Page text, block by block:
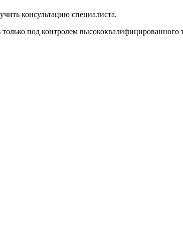
консультацию специалиста.
под контролем высококвалифицированного